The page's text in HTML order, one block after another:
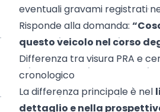
eventuali gravami registrati
Risponde alla domanda:
questo veicolo nel corso
Differenza tra visura PRA e
cronologico
La differenza principale è nel
dettaglio e nella